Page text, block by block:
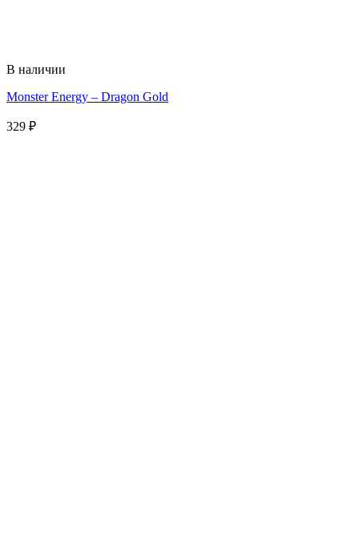
В наличии
Monster Energy – Dragon Gold
329 ₽